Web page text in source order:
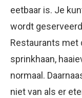
eetbaar is. Je
wordt
Restaurants
sprinkhaan,
normaal.
niet van als er